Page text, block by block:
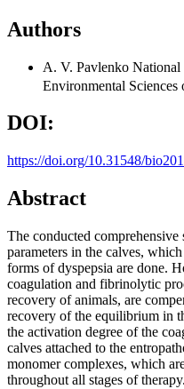
Authors
А. V. Pavlenko
Environmental Sciences
DOI:
https://doi.org/10.31548/
Abstract
The conducted comprehensive
parameters in the calves,
forms of dyspepsia are done.
coagulation and fibrinolytic
recovery of animals, are
recovery of the equilibrium in
the activation degree of the
calves attached to the
monomer complexes, which
throughout all stages of therapy.